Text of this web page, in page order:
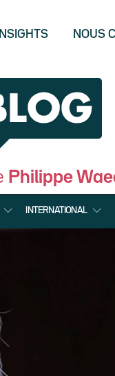
INSIGHTS NOUS
Philippe
INTERNATIONAL